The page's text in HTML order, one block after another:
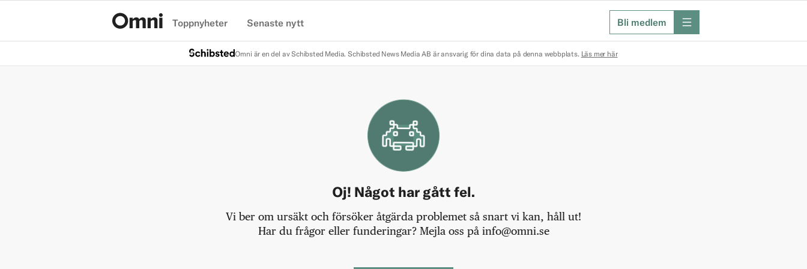
Toppnyheter Senaste nytt Bli medlem meny
Omni är en del av Schibsted Media. Schibsted News Media AB är ansvarig för dina data på denna webbplats. Läs mer här
Oj! Något har gått fel.
Vi ber om ursäkt och försöker åtgärda problemet så snart vi kan, håll ut!
Har du frågor eller funderingar? Mejla oss på info@omni.se